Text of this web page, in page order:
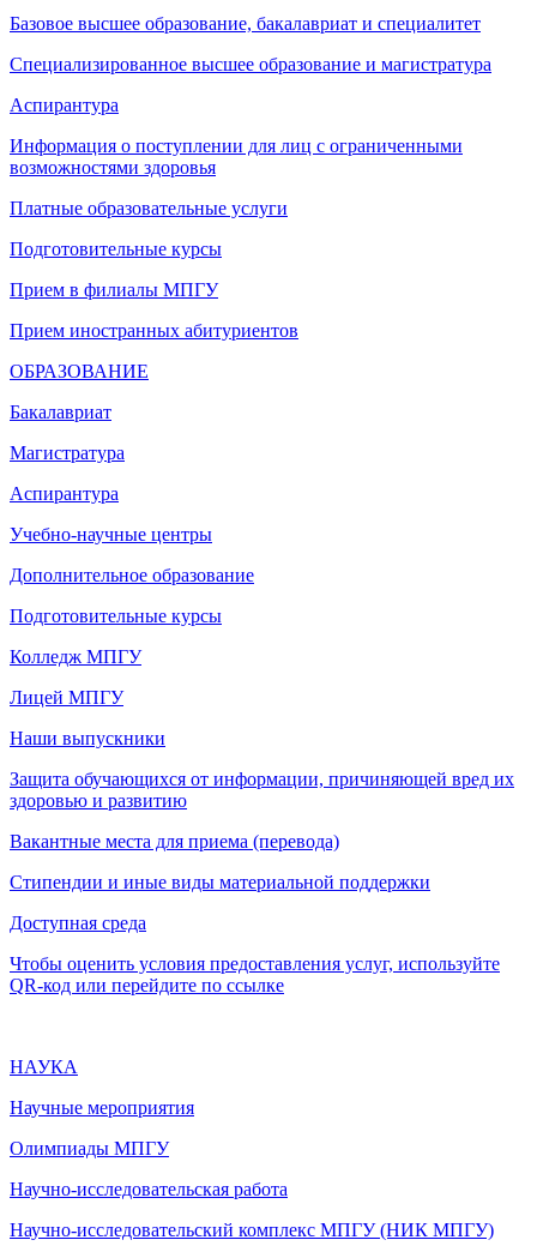
Базовое высшее образование, бакалавриат и специалитет
Специализированное высшее образование и магистратура
Аспирантура
Информация о поступлении для лиц с ограниченными
возможностями здоровья
Платные образовательные услуги
Подготовительные курсы
Прием в филиалы МПГУ
Прием иностранных абитуриентов
ОБРАЗОВАНИЕ
Бакалавриат
Магистратура
Аспирантура
Учебно-научные центры
Дополнительное образование
Подготовительные курсы
Колледж МПГУ
Лицей МПГУ
Наши выпускники
Защита обучающихся от информации, причиняющей вред их
здоровью и развитию
Вакантные места для приема (перевода)
Стипендии и иные виды материальной поддержки
Доступная среда
Чтобы оценить условия предоставления услуг, используйте
QR-код или перейдите по ссылке
НАУКА
Научные мероприятия
Олимпиады МПГУ
Научно-исследовательская работа
Научно-исследовательский комплекс МПГУ (НИК МПГУ)